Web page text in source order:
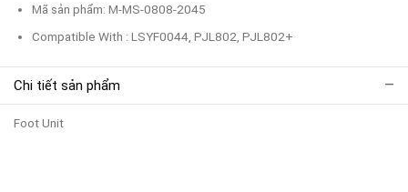
Mã sản phẩm: M-MS-0808-2045
Compatible With : LSYF0044, PJL802, PJL802+
Chi tiết sản phẩm
Foot Unit